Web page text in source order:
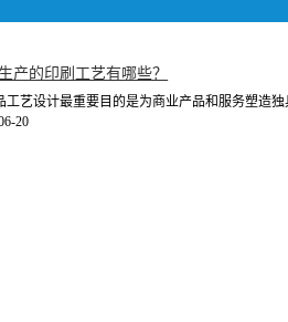
产的印刷工艺有哪些？
工艺设计最重要目的是为商业产品和服务塑造
20